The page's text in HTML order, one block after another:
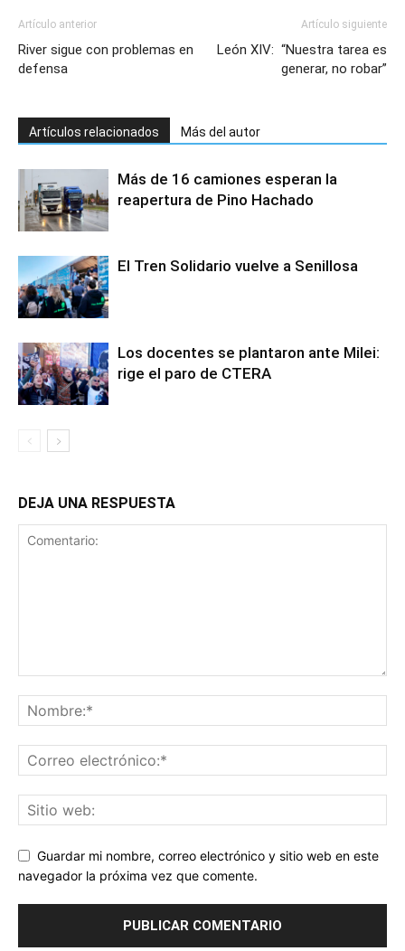
Artículo anterior
River sigue con problemas en
defensa
Artículo siguiente
León XIV: “Nuestra tarea es
generar, no robar”
Artículos relacionados Más del autor
Más de 16 camiones esperan la
reapertura de Pino Hachado
El Tren Solidario vuelve a Senillosa
Los docentes se plantaron ante Milei:
rige el paro de CTERA
DEJA UNA RESPUESTA
Guardar mi nombre, correo electrónico y sitio web en este
navegador la próxima vez que comente.